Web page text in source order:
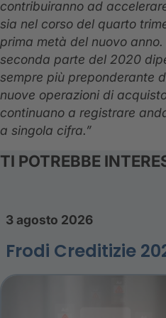
contribuiranno ad
sia nel corso del quarto
prima metà del nuovo
seconda parte del 2020
sempre più preponderante
nuove operazioni di
continuano a registrare
a singola cifra.”
TI POTREBBE
3 agosto 2026
Frodi Creditizie